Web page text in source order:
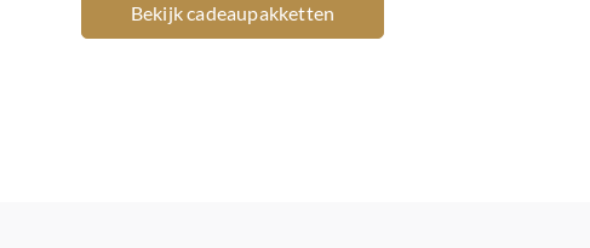
Bekijk cadeaupakketten